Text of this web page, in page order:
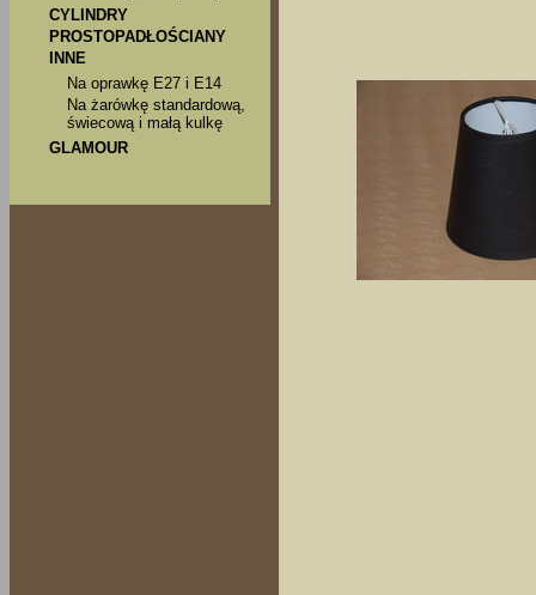
CYLINDRY
PROSTOPADŁOŚCIANY
INNE
Na oprawkę E27 i E14
Na żarówkę standardową,
świecową i małą kulkę
GLAMOUR